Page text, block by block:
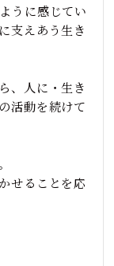
うに感じてい
支えあう生き
、人に・生き
活動を続けて
せることを応